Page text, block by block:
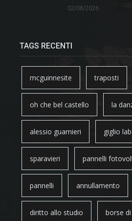
02/08/2026
TAGS RECENTI
mcguinnesite traposti
oh che bel castello la
alessio guarnieri giglio lab
sparavieri pannelli
pannelli annullamento
diritto allo studio borse